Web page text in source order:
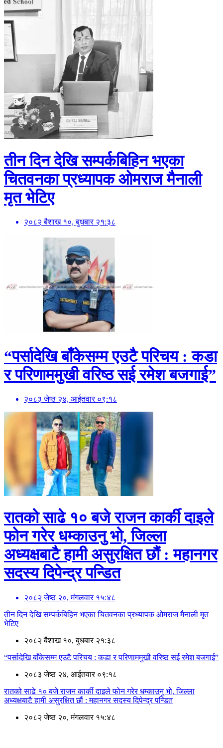
तीन दिन देखि सम्पर्कबिहिन भएका
चितवनका प्रध्यापक ओमराज मैनाली
मृत भेटिए
२०८२ बैशाख १०, बुधबार २१:३८
“पर्सादेखि बाँकेसम्म एउटै परिचय : कडा
र परिणाममुखी वरिष्ठ सई रमेश बजगाई”
२०८३ जेष्ठ २४, आईतवार ०९:१८
रातको साढे १० बजे राजन कार्की दाइले
फोन गरेर धम्काउनु भो, जिल्ला
अध्यक्षबाटै हामी असुरक्षित छौं : महानगर
सदस्य दिपेन्द्र पन्डित
२०८२ जेष्ठ २०, मंगलवार १५:४८
तीन दिन देखि सम्पर्कबिहिन भएका चितवनका प्रध्यापक ओमराज मैनाली मृत
भेटिए
२०८२ बैशाख १०, बुधबार २१:३८
“पर्सादेखि बाँकेसम्म एउटै परिचय : कडा र परिणाममुखी वरिष्ठ सई रमेश बजगाई”
२०८३ जेष्ठ २४, आईतवार ०९:१८
रातको साढे १० बजे राजन कार्की दाइले फोन गरेर धम्काउनु भो, जिल्ला
अध्यक्षबाटै हामी असुरक्षित छौं : महानगर सदस्य दिपेन्द्र पन्डित
२०८२ जेष्ठ २०, मंगलवार १५:४८